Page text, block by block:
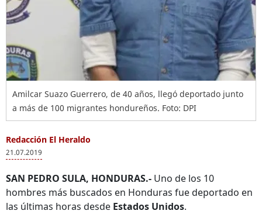
Amilcar Suazo Guerrero, de 40 años, llegó deportado junto
a más de 100 migrantes hondureños. Foto: DPI
Redacción El Heraldo
21.07.2019
SAN PEDRO SULA, HONDURAS.- Uno de los 10
hombres más buscados en Honduras fue deportado en
las últimas horas desde Estados Unidos.